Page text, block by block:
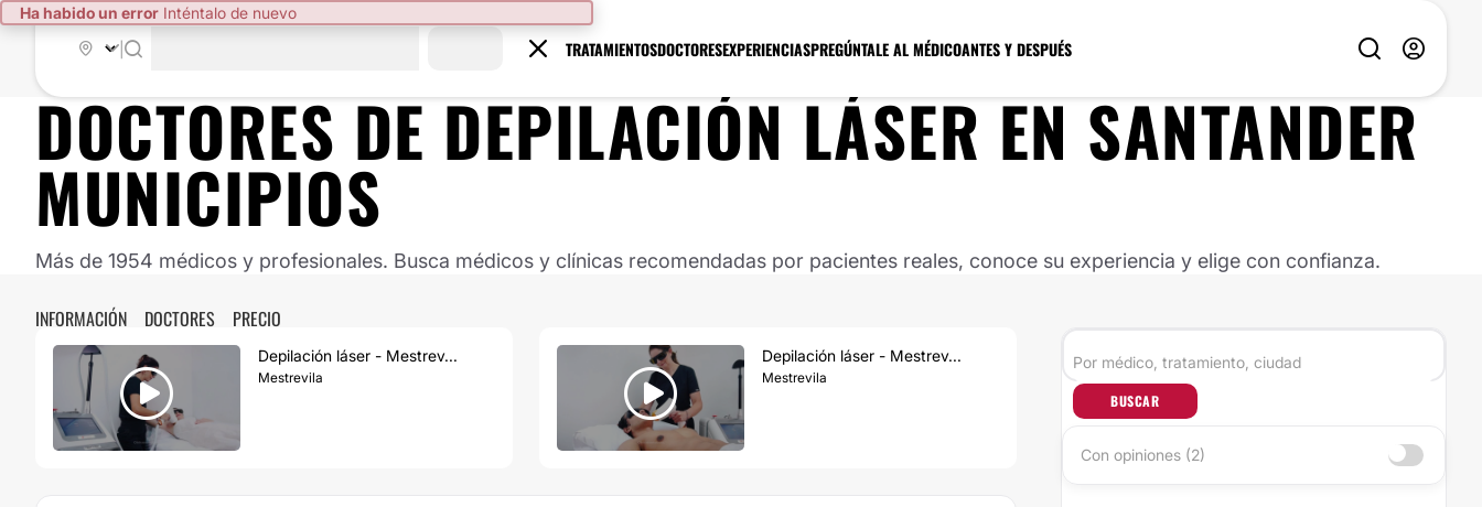
Ha habido un error Inténtalo de nuevo
TRATAMIENTOSDOCTORESEXPERIENCIASPREGÚNTALE AL MÉDICOANTES Y DESPUÉS
DOCTORES DEDEPILACIÓN LÁSERENSANTANDER
MUNICIPIOS
Más de 1954 médicos y profesionales. Busca médicos y clínicas recomendadas por pacientes reales, conoce su experiencia y elige con confianza.
INFORMACIÓN DOCTORES PRECIO
Depilación láser - Mestrev...
Mestrevila
Depilación láser - Mestrev...
Mestrevila
BUSCAR
Con opiniones (2)